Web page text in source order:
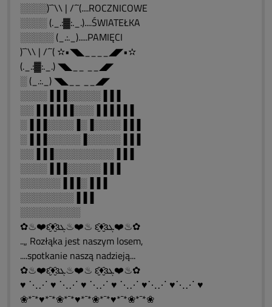
░░░░)¯`\\ | /´¯(....ROCZNICOWE
░░░░ (._.:▓:._.)....ŚWIATEŁKA
░░░░░ (_.:._).....PAMIĘCI
)¯`\\ | /´¯( ✫•◥◣____◢◤•✫
(._.:▓:._.) ◥◣__ __◢◤
░ (_.:._) ◥◣__ __◢◤
░░░░▐▐▐░░░░░▐▐▐
░░▐▐▐▐▐▐░░░▐▐▐▐▐▐
░▐▐▐░░░░▐░▐░░░░▐▐▐
░▐▐▐░░░░░▐░░░░░▐▐▐
░░▐▐▐░░░░░░░░░▐▐▐
░░░░▐▐▐░░░░░▐▐▐
░░░░░░▐▐▐░▐▐▐
░░░░░░░░▐▐▐
░░░░░░░░░
✿♨❤️ԑ̮̑♦̮̑ɜܓ♨❤️♨ ԑ̮̑♦̮̑ɜܓ❤️♨✿
..„ Rozłąka jest naszym losem,
....spotkanie naszą nadzieją...
✿♨❤️ԑ̮̑♦̮̑ɜܓ♨❤️♨ ԑ̮̑♦̮̑ɜܓ❤️♨✿
♥ ⋱⋰ ♥ ⋱⋰ ♥ ⋱⋰ ♥ ⋱⋰ ♥⋱⋰ ♥⋱⋰ ♥
❀*¯*♥*¯*❀*¯*♥*¯*❀*¯*♥*¯*❀*¯*❀